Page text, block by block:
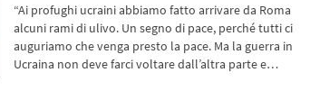
“Ai profughi ucraini abbiamo fatto arrivare da Roma
alcuni rami di ulivo. Un segno di pace, perché tutti ci
auguriamo che venga presto la pace. Ma la guerra in
Ucraina non deve farci voltare dall’altra parte e…